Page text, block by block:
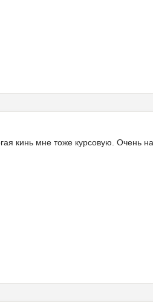
кинь мне тоже курсовую. Очень